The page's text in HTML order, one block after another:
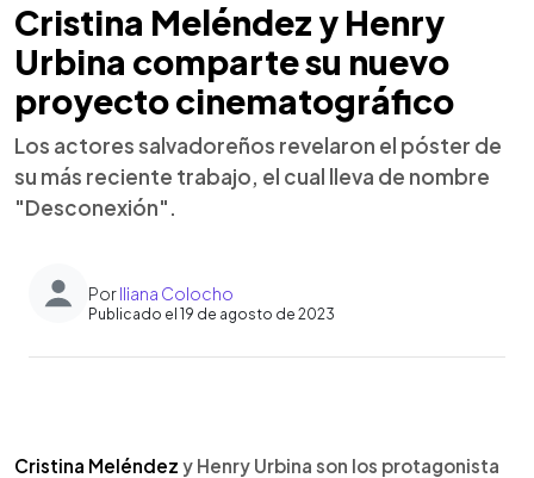
Cristina Meléndez y Henry
Urbina comparte su nuevo
proyecto cinematográfico
Los actores salvadoreños revelaron el póster de
su más reciente trabajo, el cual lleva de nombre
"Desconexión".
PorIliana Colocho
Publicado el 19 de agosto de 2023
► Escuchar artículo
Cristina Meléndez y Henry Urbina son los protagonista